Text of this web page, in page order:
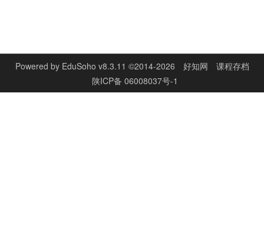
Powered by EduSoho v8.3.11 ©2014-2026 好知网
课程存档
陕ICP备 06008037号-1